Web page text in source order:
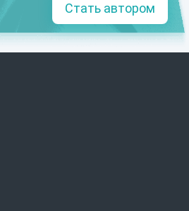
Стать автором